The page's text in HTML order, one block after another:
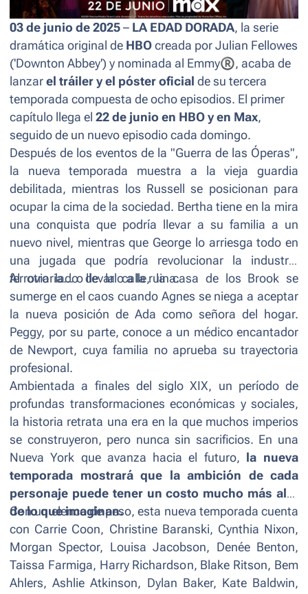
03 de junio de 2025 – LA EDAD DORADA, la serie
dramática original de HBO creada por Julian Fellowes
('Downton Abbey') y nominada al Emmy®, acaba de
lanzar el tráiler y el póster oficial de su tercera
temporada compuesta de ocho episodios. El primer
capítulo llega el 22 de junio en HBO y en Max,
seguido de un nuevo episodio cada domingo.
Después de los eventos de la "Guerra de las Óperas",
la nueva temporada muestra a la vieja guardia
debilitada, mientras los Russell se posicionan para
ocupar la cima de la sociedad. Bertha tiene en la mira
una conquista que podría llevar a su familia a un
nuevo nivel, mientras que George lo arriesga todo en
una jugada que podría revolucionar la industria
ferroviaria... o llevarlo a la ruina.
Al otro lado de la calle, la casa de los Brook se
sumerge en el caos cuando Agnes se niega a aceptar
la nueva posición de Ada como señora del hogar.
Peggy, por su parte, conoce a un médico encantador
de Newport, cuya familia no aprueba su trayectoria
profesional.
Ambientada a finales del siglo XIX, un período de
profundas transformaciones económicas y sociales,
la historia retrata una era en la que muchos imperios
se construyeron, pero nunca sin sacrificios. En una
Nueva York que avanza hacia el futuro, la nueva
temporada mostrará que la ambición de cada
personaje puede tener un costo mucho más alto
de lo que imaginan.
Con un elenco de peso, esta nueva temporada cuenta
con Carrie Coon, Christine Baranski, Cynthia Nixon,
Morgan Spector, Louisa Jacobson, Denée Benton,
Taissa Farmiga, Harry Richardson, Blake Ritson, Bem
Ahlers, Ashlie Atkinson, Dylan Baker, Kate Baldwin,